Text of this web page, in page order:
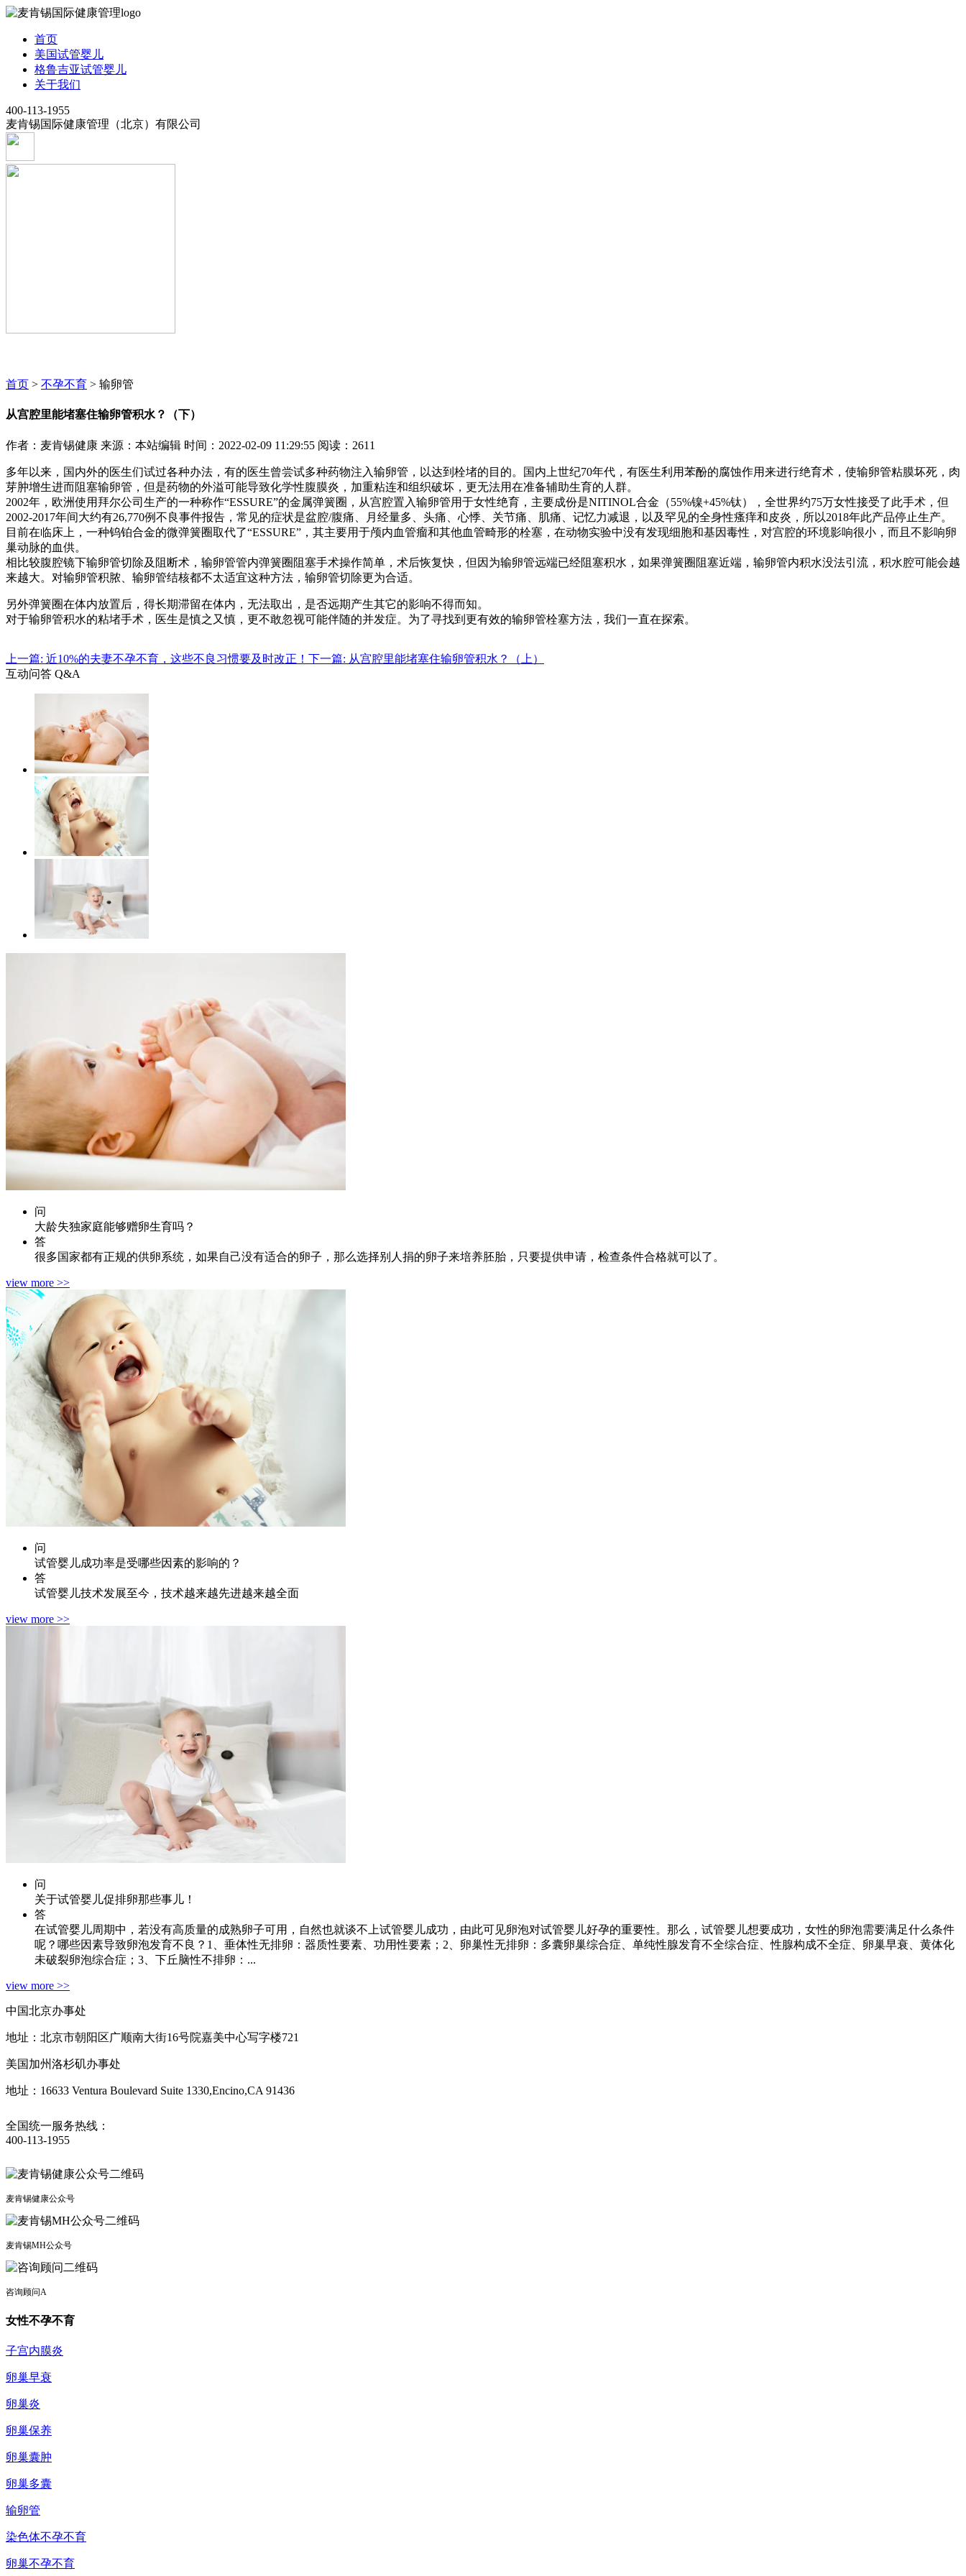
首页
美国试管婴儿
格鲁吉亚试管婴儿
关于我们
400-113-1955
麦肯锡国际健康管理（北京）有限公司
首页 > 不孕不育 > 输卵管
从宫腔里能堵塞住输卵管积水？（下）
作者：麦肯锡健康 来源：本站编辑 时间：2022-02-09 11:29:55 阅读：2611
多年以来，国内外的医生们试过各种办法，有的医生曾尝试多种药物注入输卵管，以达到栓堵的目的。国内上世纪70年代，有医生利用苯酚的腐蚀作用来进行绝育术，使输卵管粘膜坏死，肉
芽肿增生进而阻塞输卵管，但是药物的外溢可能导致化学性腹膜炎，加重粘连和组织破坏，更无法用在准备辅助生育的人群。
2002年，欧洲使用拜尔公司生产的一种称作“ESSURE”的金属弹簧圈，从宫腔置入输卵管用于女性绝育，主要成份是NITINOL合金（55%镍+45%钛），全世界约75万女性接受了此手术，但
2002-2017年间大约有26,770例不良事件报告，常见的症状是盆腔/腹痛、月经量多、头痛、心悸、关节痛、肌痛、记忆力减退，以及罕见的全身性瘙痒和皮炎，所以2018年此产品停止生产。
目前在临床上，一种钨铂合金的微弹簧圈取代了“ESSURE”，其主要用于颅内血管瘤和其他血管畸形的栓塞，在动物实验中没有发现细胞和基因毒性，对宫腔的环境影响很小，而且不影响卵
巢动脉的血供。
相比较腹腔镜下输卵管切除及阻断术，输卵管管内弹簧圈阻塞手术操作简单，术后恢复快，但因为输卵管远端已经阻塞积水，如果弹簧圈阻塞近端，输卵管内积水没法引流，积水腔可能会越
来越大。对输卵管积脓、输卵管结核都不太适宜这种方法，输卵管切除更为合适。
另外弹簧圈在体内放置后，得长期滞留在体内，无法取出，是否远期产生其它的影响不得而知。
对于输卵管积水的粘堵手术，医生是慎之又慎，更不敢忽视可能伴随的并发症。为了寻找到更有效的输卵管栓塞方法，我们一直在探索。
上一篇: 近10%的夫妻不孕不育，这些不良习惯要及时改正！ 下一篇: 从宫腔里能堵塞住输卵管积水？（上）
互动问答 Q&A
问
大龄失独家庭能够赠卵生育吗？
答
很多国家都有正规的供卵系统，如果自己没有适合的卵子，那么选择别人捐的卵子来培养胚胎，只要提供申请，检查条件合格就可以了。
view more >>
问
试管婴儿成功率是受哪些因素的影响的？
答
试管婴儿技术发展至今，技术越来越先进越来越全面
view more >>
问
关于试管婴儿促排卵那些事儿！
答
在试管婴儿周期中，若没有高质量的成熟卵子可用，自然也就谈不上试管婴儿成功，由此可见卵泡对试管婴儿好孕的重要性。那么，试管婴儿想要成功，女性的卵泡需要满足什么条件
呢？哪些因素导致卵泡发育不良？1、垂体性无排卵：器质性要素、功用性要素；2、卵巢性无排卵：多囊卵巢综合症、单纯性腺发育不全综合症、性腺构成不全症、卵巢早衰、黄体化
未破裂卵泡综合症；3、下丘脑性不排卵：...
view more >>
中国北京办事处
地址：北京市朝阳区广顺南大街16号院嘉美中心写字楼721
美国加州洛杉矶办事处
地址：16633 Ventura Boulevard Suite 1330,Encino,CA 91436
全国统一服务热线：
400-113-1955
麦肯锡健康公众号
麦肯锡MH公众号
咨询顾问A
女性不孕不育
子宫内膜炎
卵巢早衰
卵巢炎
卵巢保养
卵巢囊肿
卵巢多囊
输卵管
染色体不孕不育
卵巢不孕不育